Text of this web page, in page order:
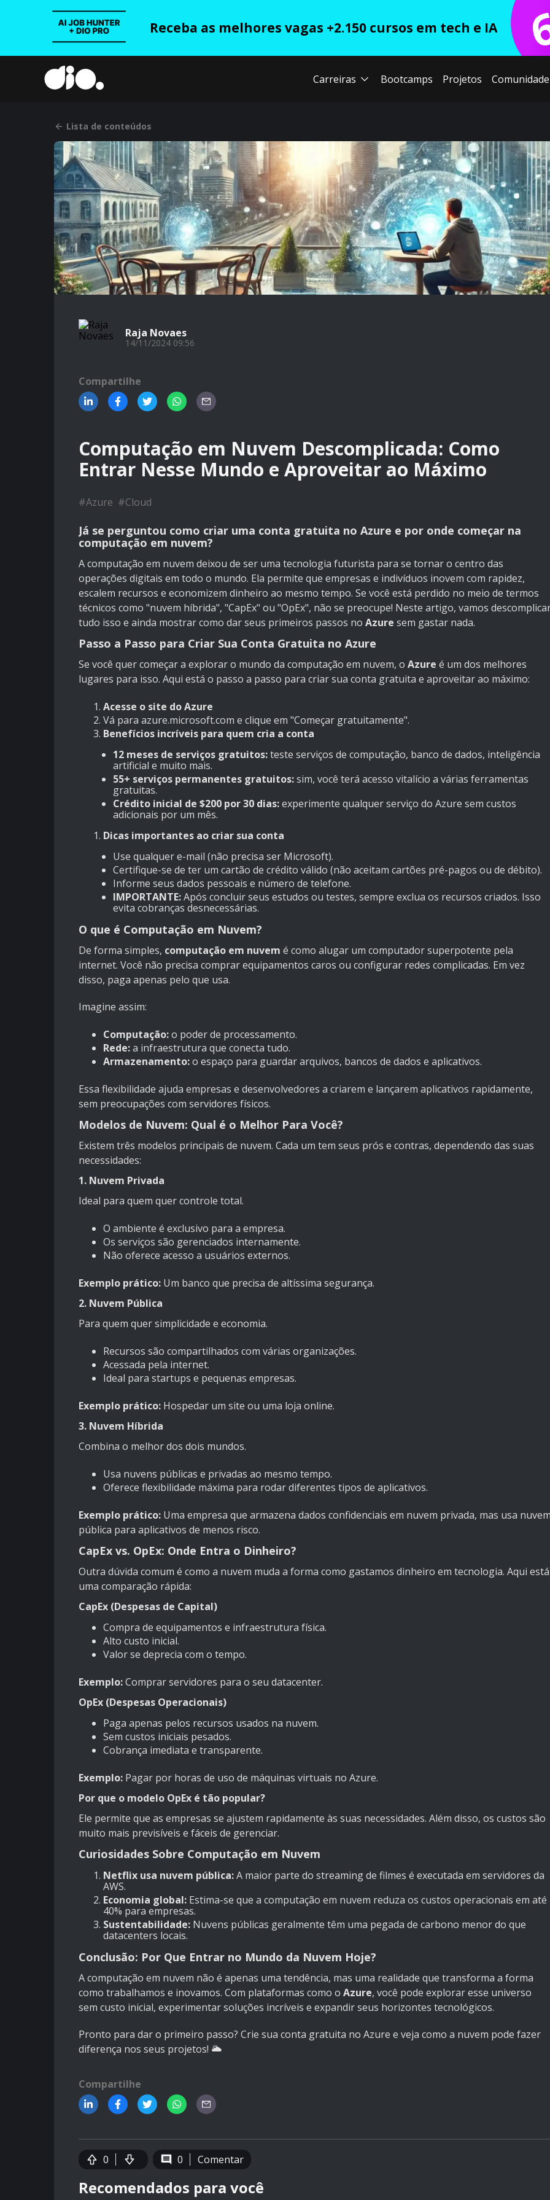
Receba as melhores vagas +2.150 cursos em tech e IA
Carreiras Bootcamps Projetos Comunidade
Lista de conteúdos
Raja Novaes
14/11/2024 09:56
Compartilhe
Computação em Nuvem Descomplicada: Como
Entrar Nesse Mundo e Aproveitar ao Máximo
#Azure #Cloud
Já se perguntou como criar uma conta gratuita no Azure e por onde começar na
computação em nuvem?
A computação em nuvem deixou de ser uma tecnologia futurista para se tornar o centro das
operações digitais em todo o mundo. Ela permite que empresas e indivíduos inovem com rapidez,
escalem recursos e economizem dinheiro ao mesmo tempo. Se você está perdido no meio de termos
técnicos como "nuvem híbrida", "CapEx" ou "OpEx", não se preocupe! Neste artigo, vamos
tudo isso e ainda mostrar como dar seus primeiros passos no Azure sem gastar nada.
Passo a Passo para Criar Sua Conta Gratuita no Azure
Se você quer começar a explorar o mundo da computação em nuvem, o Azure é um dos melhores
lugares para isso. Aqui está o passo a passo para criar sua conta gratuita e aproveitar ao máximo:
Acesse o site do Azure
Vá para azure.microsoft.com e clique em "Começar gratuitamente".
Benefícios incríveis para quem cria a conta
12 meses de serviços gratuitos:teste serviços de computação, banco de dados, inteligência
artificial e muito mais.
55+ serviços permanentes gratuitos:sim, você terá acesso vitalício a várias ferramentas
gratuitas.
Crédito inicial de $200 por 30 dias:experimente qualquer serviço do Azure sem custos
adicionais por um mês.
Dicas importantes ao criar sua conta
Use qualquer e-mail (não precisa ser Microsoft).
Certifique-se de ter um cartão de crédito válido (não aceitam cartões pré-pagos ou de débito).
Informe seus dados pessoais e número de telefone.
IMPORTANTE:Após concluir seus estudos ou testes, sempre exclua os recursos criados. Isso
evita cobranças desnecessárias.
O que é Computação em Nuvem?
De forma simples, computação em nuvem é como alugar um computador superpotente pela
internet. Você não precisa comprar equipamentos caros ou configurar redes complicadas. Em vez
disso, paga apenas pelo que usa.
Imagine assim:
Computação:o poder de processamento.
Rede:a infraestrutura que conecta tudo.
Armazenamento:o espaço para guardar arquivos, bancos de dados e aplicativos.
Essa flexibilidade ajuda empresas e desenvolvedores a criarem e lançarem aplicativos rapidamente,
sem preocupações com servidores físicos.
Modelos de Nuvem: Qual é o Melhor Para Você?
Existem três modelos principais de nuvem. Cada um tem seus prós e contras, dependendo das suas
necessidades:
1. Nuvem Privada
Ideal para quem quer controle total.
O ambiente é exclusivo para a empresa.
Os serviços são gerenciados internamente.
Não oferece acesso a usuários externos.
Exemplo prático: Um banco que precisa de altíssima segurança.
2. Nuvem Pública
Para quem quer simplicidade e economia.
Recursos são compartilhados com várias organizações.
Acessada pela internet.
Ideal para startups e pequenas empresas.
Exemplo prático: Hospedar um site ou uma loja online.
3. Nuvem Híbrida
Combina o melhor dos dois mundos.
Usa nuvens públicas e privadas ao mesmo tempo.
Oferece flexibilidade máxima para rodar diferentes tipos de aplicativos.
Exemplo prático: Uma empresa que armazena dados confidenciais em nuvem privada, mas usa
pública para aplicativos de menos risco.
CapEx vs. OpEx: Onde Entra o Dinheiro?
Outra dúvida comum é como a nuvem muda a forma como gastamos dinheiro em tecnologia. Aqui está
uma comparação rápida:
CapEx (Despesas de Capital)
Compra de equipamentos e infraestrutura física.
Alto custo inicial.
Valor se deprecia com o tempo.
Exemplo:Comprar servidores para o seu datacenter.
OpEx (Despesas Operacionais)
Paga apenas pelos recursos usados na nuvem.
Sem custos iniciais pesados.
Cobrança imediata e transparente.
Exemplo: Pagar por horas de uso de máquinas virtuais no Azure.
Por que o modelo OpEx é tão popular?
Ele permite que as empresas se ajustem rapidamente às suas necessidades. Além disso, os custos são
muito mais previsíveis e fáceis de gerenciar.
Curiosidades Sobre Computação em Nuvem
Netflix usa nuvem pública:A maior parte do streaming de filmes é executada em servidores da
AWS.
Economia global: Estima-se que a computação em nuvem reduza os custos operacionais em até
40% para empresas.
Sustentabilidade: Nuvens públicas geralmente têm uma pegada de carbono menor do que
datacenters locais.
Conclusão: Por Que Entrar no Mundo da Nuvem Hoje?
A computação em nuvem não é apenas uma tendência, mas uma realidade que transforma a forma
como trabalhamos e inovamos. Com plataformas como o Azure, você pode explorar esse universo
sem custo inicial, experimentar soluções incríveis e expandir seus horizontes tecnológicos.
Pronto para dar o primeiro passo? Crie sua conta gratuita no Azure e veja como a nuvem pode fazer
diferença nos seus projetos! 🌥️
Compartilhe
0 0 Comentar
Recomendados para você